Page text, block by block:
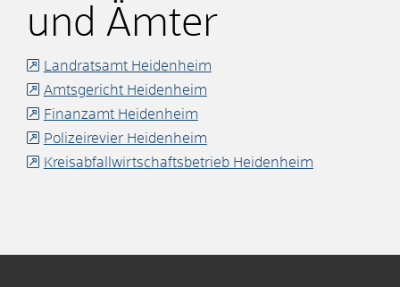
und Ämter
Landratsamt Heidenheim
Amtsgericht Heidenheim
Finanzamt Heidenheim
Polizeirevier Heidenheim
Kreisabfallwirtschaftsbetrieb Heidenheim